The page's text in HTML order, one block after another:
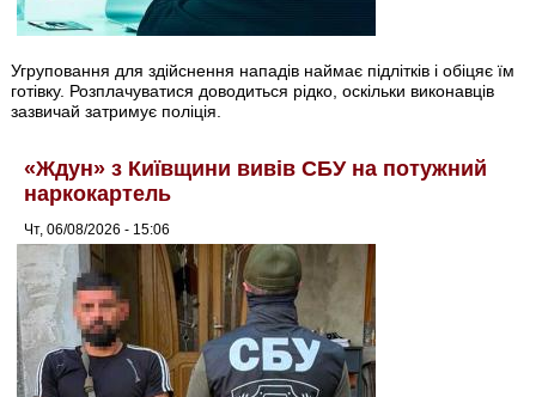
Угруповання для здійснення нападів наймає підлітків і обіцяє їм
готівку. Розплачуватися доводиться рідко, оскільки виконавців
зазвичай затримує поліція.
«Ждун» з Київщини вивів СБУ на потужний
наркокартель
Чт, 06/08/2026 - 15:06